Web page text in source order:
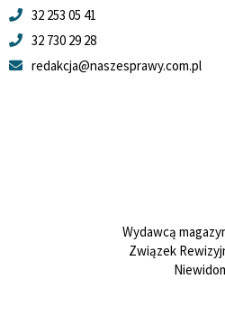
32 253 05 41
32 730 29 28
redakcja@naszesprawy.com.pl
Wydawcą
Związek